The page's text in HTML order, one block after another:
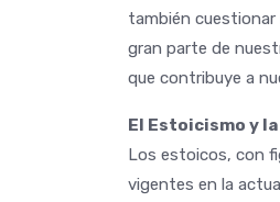
también cuestionar
gran parte de
que contribuye a
El Estoicismo y
Los estoicos, con
vigentes en la